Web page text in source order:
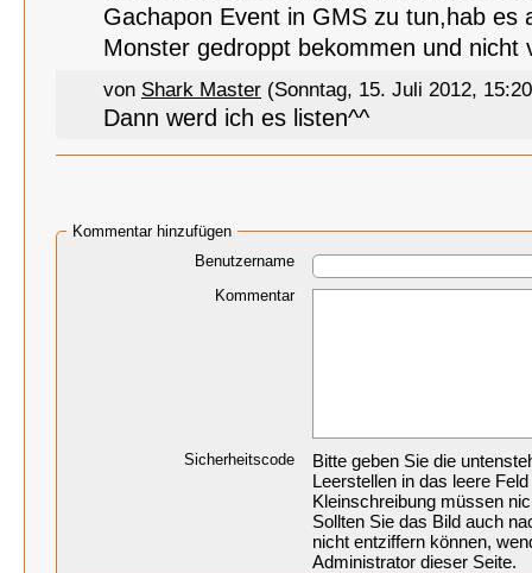
Gachapon Event in GMS zu tun,hab es
Monster gedroppt bekommen und nicht
von Shark Master (Sonntag, 15. Juli 2012,
Dann werd ich es listen^^
Kommentar hinzufügen
Benutzername
Kommentar
Sicherheitscode
Bitte geben Sie die
Leerstellen in das leere
Kleinschreibung müssen
Sollten Sie das Bild auch
nicht entziffern können,
Administrator dieser Seite.